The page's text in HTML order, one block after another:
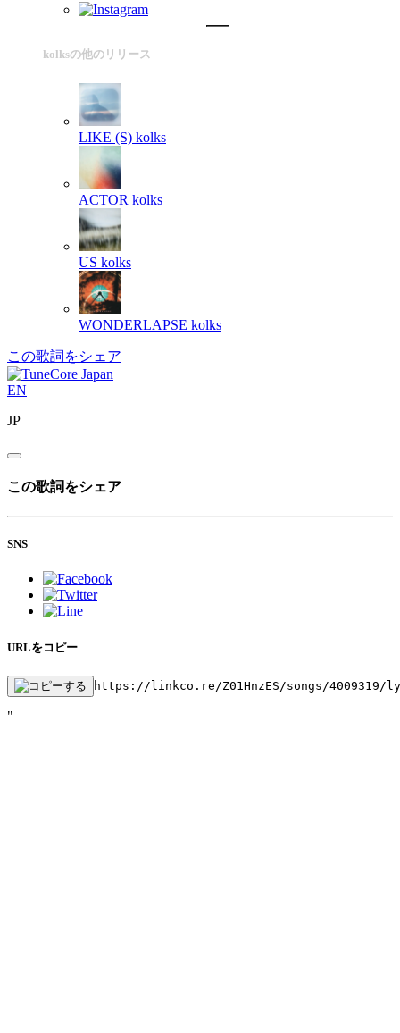
kolksの他のリリース
LIKE (S) kolks
ACTOR kolks
US kolks
WONDERLAPSE kolks
この歌詞をシェア
EN
JP
この歌詞をシェア
SNS
URLをコピー
https://linkco.re/Z01HnzES/songs/4009319/
"